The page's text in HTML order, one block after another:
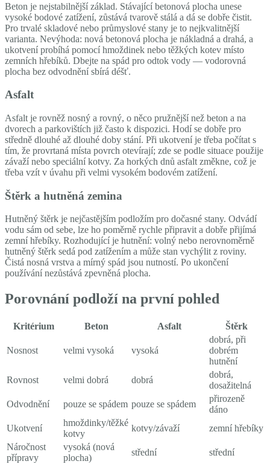
Beton je nejstabilnější základ. Stávající betonová plocha unese
vysoké bodové zatížení, zůstává tvarově stálá a dá se dobře čistit.
Pro trvalé skladové nebo průmyslové stany je to nejkvalitnější
varianta. Nevýhoda: nová betonová plocha je nákladná a drahá, a
ukotvení probíhá pomocí hmoždinek nebo těžkých kotev místo
zemních hřebíků. Dbejte na spád pro odtok vody — vodorovná
plocha bez odvodnění sbírá déšť.
Asfalt
Asfalt je rovněž nosný a rovný, o něco pružnější než beton a na
dvorech a parkovištích již často k dispozici. Hodí se dobře pro
středně dlouhé až dlouhé doby stání. Při ukotvení je třeba počítat s
tím, že provrtaná místa povrch otevírají; zde se podle situace použije
závaží nebo speciální kotvy. Za horkých dnů asfalt změkne, což je
třeba vzít v úvahu při velmi vysokém bodovém zatížení.
Štěrk a hutněná zemina
Hutněný štěrk je nejčastějším podložím pro dočasné stany. Odvádí
vodu sám od sebe, lze ho poměrně rychle připravit a dobře přijímá
zemní hřebíky. Rozhodující je hutnění: volný nebo nerovnoměrně
hutněný štěrk sedá pod zatížením a může stan vychýlit z roviny.
Čistá nosná vrstva a mírný spád jsou nutností. Po ukončení
používání nezůstává zpevněná plocha.
Porovnání podloží na první pohled
Kritérium Beton Asfalt Štěrk
Nosnost velmi vysoká vysoká
dobrá, při
dobrém
hutnění
Rovnost
velmi dobrá dobrá
dobrá,
dosažitelná
Odvodnění
pouze se spádem pouze se spádem
přirozeně
dáno
Ukotvení
hmoždinky/těžké
kotvy
kotvy/závaží
zemní hřebíky
Náročnost
přípravy
vysoká (nová
plocha)
střední
střední